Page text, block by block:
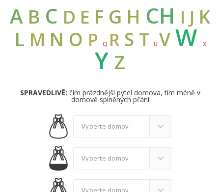
A B C D E F G H CH I J K
L M N O P Q R S T U VW X
Y Z
SPRAVEDLIVĚ: čím prázdnější pytel domova, tím méně v
domově splněných přání